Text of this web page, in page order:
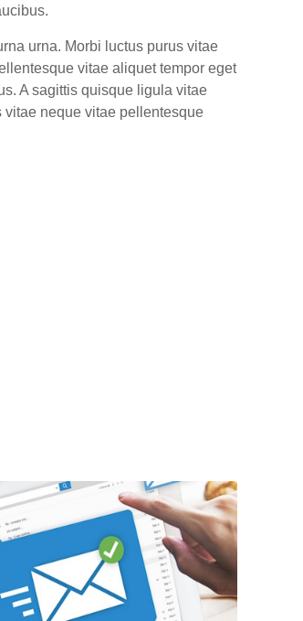
urna. Morbi luctus purus vitae
vitae aliquet tempor eget
A sagittis quisque ligula vitae
neque vitae pellentesque